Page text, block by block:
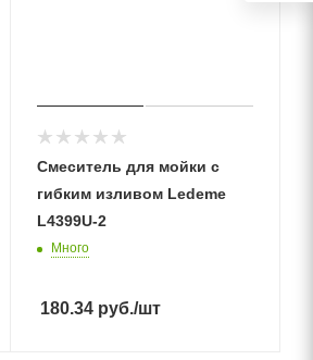
Смеситель для мойки с
гибким изливом Ledeme
L4399U-2
Много
180.34руб./шт